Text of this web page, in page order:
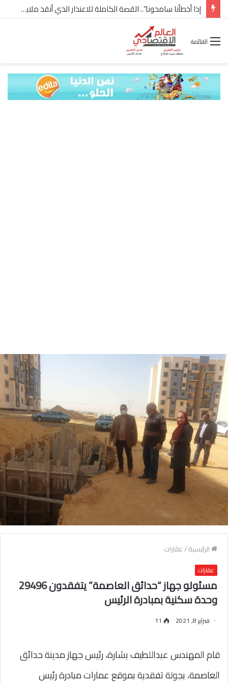
إذا أخطأنا سامحونا”.. القصة الكاملة للاعتذار الذي أنقذ ملايين “إعمار” في الساحل الشمالي
القائمة
الرئيسية/عقارات
عقارات
مسئولو جهاز “حدائق العاصمة” يتفقدون 29496
وحدة سكنية بمبادرة الرئيس
فبراير 8, 2021 11
قام المهندس عبداللطيف بشارة، رئيس جهاز مدينة حدائق
العاصمة، بجولة تفقدية بموقع عمارات مبادرة رئيس